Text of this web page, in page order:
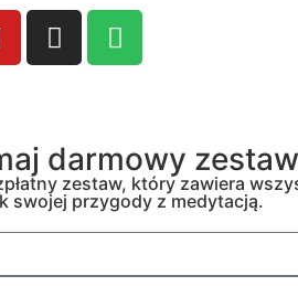
darmowy
zestaw, który zawiera
swojej przygody z medytacją.